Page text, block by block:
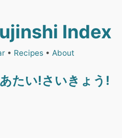
Index
• Recipes• About
たい!さいきょう!